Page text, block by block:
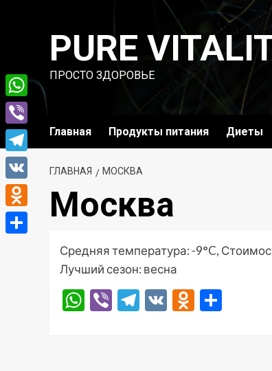
содержимомуPURE
ПРОСТО ЗДОРОВЬЕ
Главная Продукты питания Диеты
ГЛАВНАЯ МОСКВА
Москва
Средняя температура: -9°C,
Лучший сезон: весна
WhatsApp
ViberTelegram
VK
WhatsApp
Viber
Telegram
VK
Odnoklassniki
Отправить